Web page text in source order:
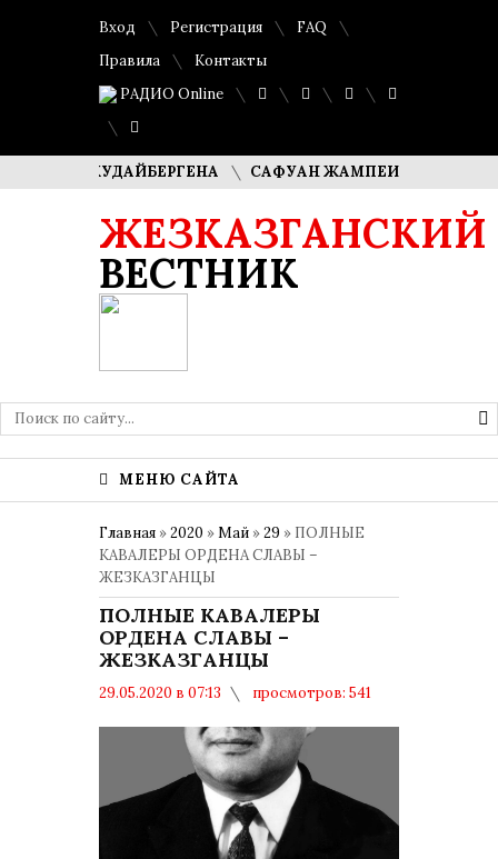
Вход Регистрация
FAQ
Правила
Контакты
РАДИО Online
КУДАЙБЕРГЕНА САФУАН ЖАМПЕИСОВ: «МЫ ХОТИМ
ЖЕЗКАЗГАНСКИЙ
ВЕСТНИК
МЕНЮ САЙТА
Главная »2020 »Май »29 » ПОЛНЫЕ
КАВАЛЕРЫ ОРДЕНА СЛАВЫ –
ЖЕЗКАЗГАНЦЫ
ПОЛНЫЕ КАВАЛЕРЫ
ОРДЕНА СЛАВЫ –
ЖЕЗКАЗГАНЦЫ
29.05.2020 в 07:13
просмотров: 541